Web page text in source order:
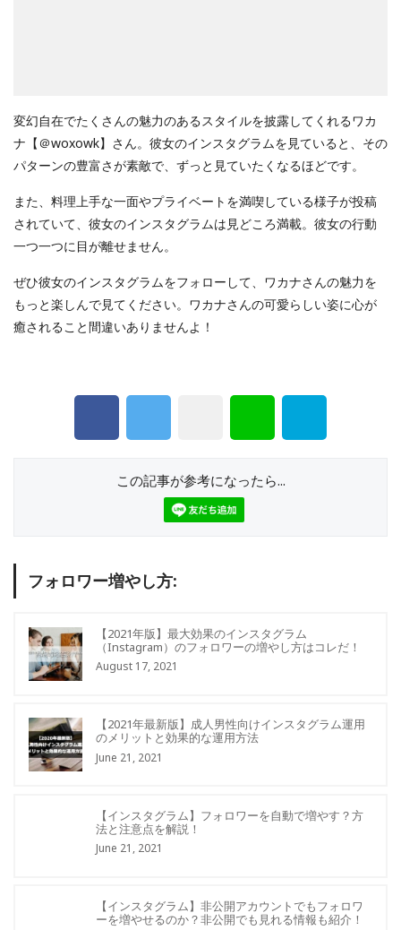
変幻自在でたくさんの魅力のあるスタイルを披露してくれるワカ
ナ【＠woxowk】さん。彼女のインスタグラムを見ていると、その
パターンの豊富さが素敵で、ずっと見ていたくなるほどです。
また、料理上手な一面やプライベートを満喫している様子が投稿
されていて、彼女のインスタグラムは見どころ満載。彼女の行動
一つ一つに目が離せません。
ぜひ彼女のインスタグラムをフォローして、ワカナさんの魅力を
もっと楽しんで見てください。ワカナさんの可愛らしい姿に心が
癒されること間違いありませんよ！
この記事が参考になったら...
フォロワー増やし方:
【2021年版】最大効果のインスタグラム
（Instagram）のフォロワーの増やし方はコレだ！
August 17, 2021
【2021年最新版】成人男性向けインスタグラム運用
のメリットと効果的な運用方法
June 21, 2021
【インスタグラム】フォロワーを自動で増やす？方
法と注意点を解説！
June 21, 2021
【インスタグラム】非公開アカウントでもフォロワ
ーを増やせるのか？非公開でも見れる情報も紹介！